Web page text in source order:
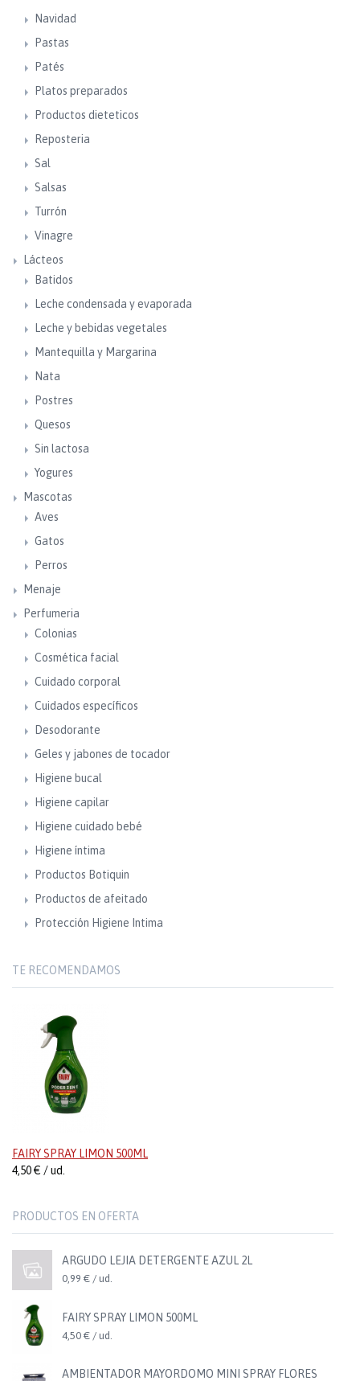
Navidad
Pastas
Patés
Platos preparados
Productos dieteticos
Reposteria
Sal
Salsas
Turrón
Vinagre
Lácteos
Batidos
Leche condensada y evaporada
Leche y bebidas vegetales
Mantequilla y Margarina
Nata
Postres
Quesos
Sin lactosa
Yogures
Mascotas
Aves
Gatos
Perros
Menaje
Perfumeria
Colonias
Cosmética facial
Cuidado corporal
Cuidados específicos
Desodorante
Geles y jabones de tocador
Higiene bucal
Higiene capilar
Higiene cuidado bebé
Higiene íntima
Productos Botiquin
Productos de afeitado
Protección Higiene Intima
TE RECOMENDAMOS
FAIRY SPRAY LIMON 500ML
4,50 € / ud.
PRODUCTOS EN OFERTA
ARGUDO LEJIA DETERGENTE AZUL 2L
0,99 € / ud.
FAIRY SPRAY LIMON 500ML
4,50 € / ud.
AMBIENTADOR MAYORDOMO MINI SPRAY FLORES